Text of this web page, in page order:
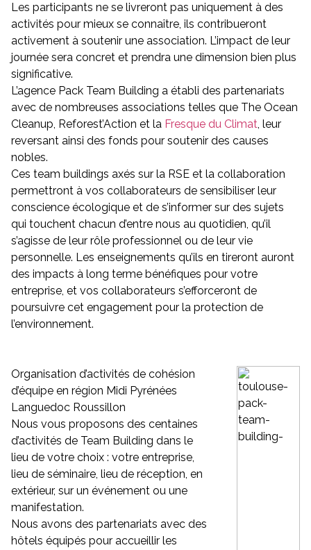
Les participants ne se livreront pas uniquement à des
activités pour mieux se connaître, ils contribueront
activement à soutenir une association. L’impact de leur
journée sera concret et prendra une dimension bien plus
significative.
L’agence Pack Team Building a établi des partenariats
avec de nombreuses associations telles que The Ocean
Cleanup, Reforest’Action et la Fresque du Climat, leur
reversant ainsi des fonds pour soutenir des causes
nobles.
Ces team buildings axés sur la RSE et la collaboration
permettront à vos collaborateurs de sensibiliser leur
conscience écologique et de s’informer sur des sujets
qui touchent chacun d’entre nous au quotidien, qu’il
s’agisse de leur rôle professionnel ou de leur vie
personnelle. Les enseignements qu’ils en tireront auront
des impacts à long terme bénéfiques pour votre
entreprise, et vos collaborateurs s’efforceront de
poursuivre cet engagement pour la protection de
l’environnement.
Organisation d’activités de cohésion
d’équipe en région Midi Pyrénées
Languedoc Roussillon
Nous vous proposons des centaines
d’activités de Team Building dans le
lieu de votre choix : votre entreprise,
lieu de séminaire, lieu de réception, en
extérieur, sur un événement ou une
manifestation.
Nous avons des partenariats avec des
hôtels équipés pour accueillir les